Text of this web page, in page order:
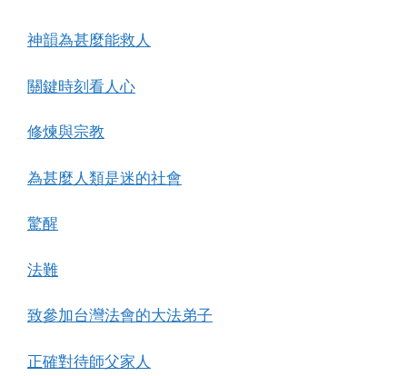
神韻為甚麼能救人
關鍵時刻看人心
修煉與宗教
為甚麼人類是迷的社會
驚醒
法難
致參加台灣法會的大法弟子
正確對待師父家人